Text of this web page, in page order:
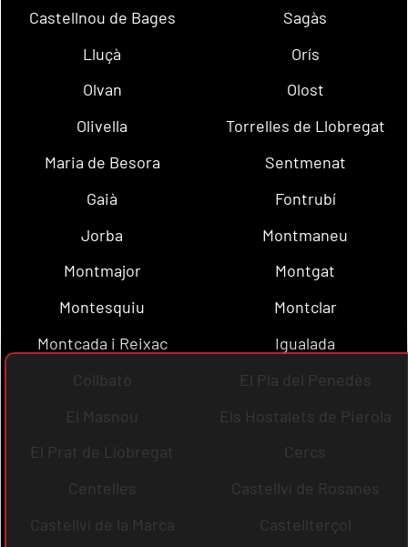
Castellnou de Bages
Sagàs
Lluçà
Orís
Olvan
Olost
Olivella
Torrelles de Llobregat
Maria de Besora
Sentmenat
Gaià
Fontrubí
Jorba
Montmaneu
Montmajor
Montgat
Montesquiu
Montclar
Montcada i Reixac
Igualada
Collbató
El Pla del Penedès
El Masnou
Els Hostalets de Pierola
El Prat de Llobregat
Cercs
Centelles
Castellví de Rosanes
Castellví de la Marca
Castellterçol